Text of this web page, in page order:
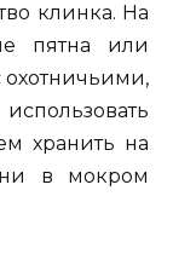
клинка. На
пятна или
охотничьими,
хранить на
в мокром